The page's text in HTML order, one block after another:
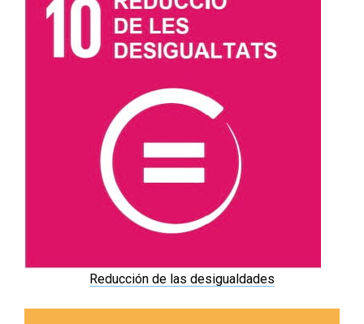
Reducción de las desigualdades